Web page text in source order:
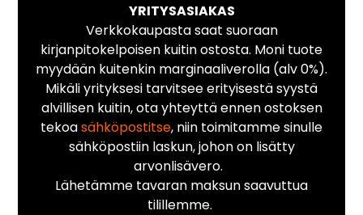
YRITYSASIAKAS
Verkkokaupasta saat suoraan
kirjanpitokelpoisen kuitin ostosta. Moni tuote
myydään kuitenkin marginaaliverolla (alv 0%).
Mikäli yrityksesi tarvitsee erityisestä syystä
alvillisen kuitin, ota yhteyttä ennen ostoksen
tekoasähköpostitse, niin toimitamme sinulle
sähköpostiin laskun, johon on lisätty
arvonlisävero.
Lähetämme tavaran maksun saavuttua
tilillemme.